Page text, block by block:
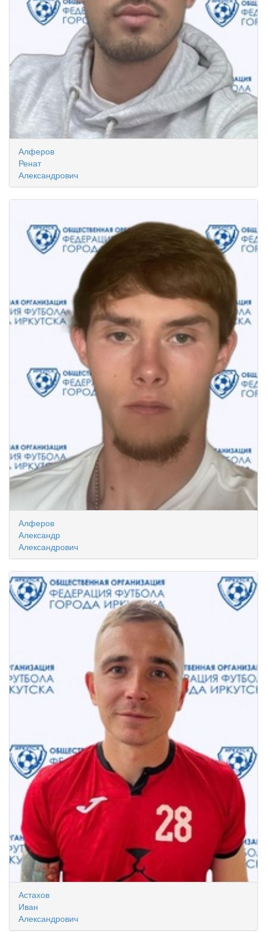
Алферов
Ренат
Александрович
Алферов
Александр
Александрович
Астахов
Иван
Александрович